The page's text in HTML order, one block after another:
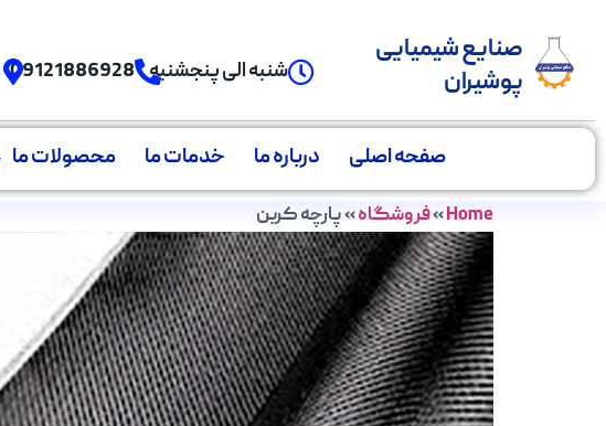
صنایع شیمیایی
پوشیران
شنبه الی پنجشنبه 09121886928
صفحه اصلی درباره ما خدمات ما محصولات ما
Home
»فروشگاه»پارچه کربن